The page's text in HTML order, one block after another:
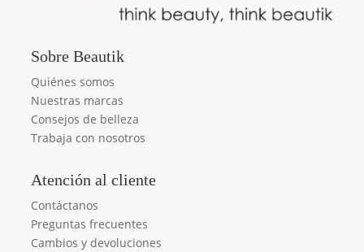
Sobre Beautik
Quiénes somos
Nuestras marcas
Consejos de belleza
Trabaja con nosotros
Atención al cliente
Contáctanos
Preguntas frecuentes
Cambios y devoluciones